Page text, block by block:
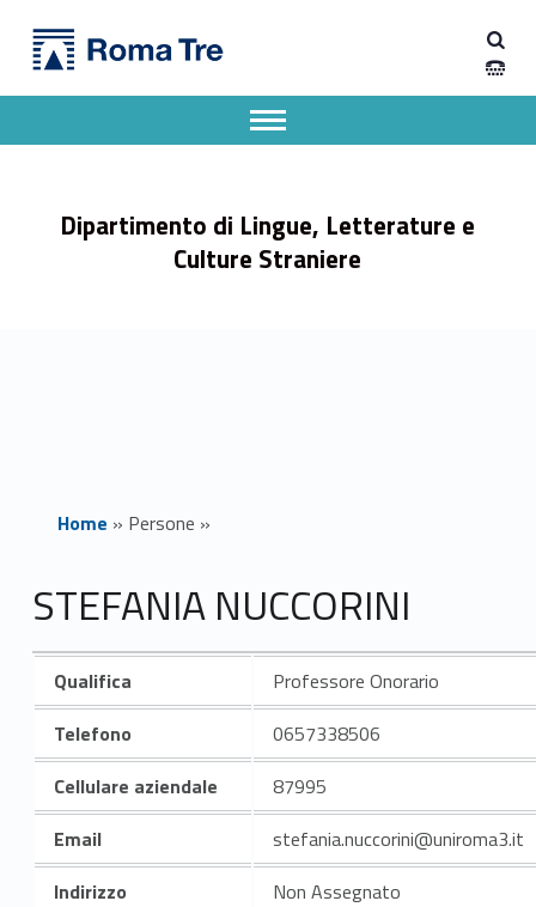
STEFANIA NUCCORINI - Dipartimento di Lingue, Letterature e Culture Straniere
Dipartimento di Lingue, Letterature e Culture Straniere dell'Università degli Studi Roma Tre
Dipartimento di Lingue, Letterature e
Culture Straniere
Apri il menu secondario
Header info sidebar
Home » Persone »
STEFANIA NUCCORINI
Qualifica
Professore Onorario
Telefono
0657338506
Cellulare aziendale
87995
Email
stefania.nuccorini@uniroma3.it
Indirizzo
Non Assegnato